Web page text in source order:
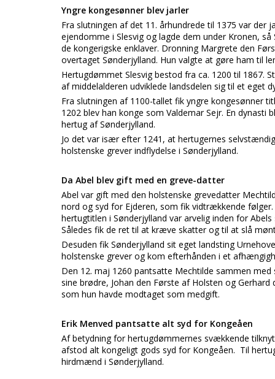
Yngre kongesønner blev jarler
Fra slutningen af det 11. århundrede til 1375 var
ejendomme i Slesvig og lagde dem under Kronen,
de kongerigske enklaver. Dronning Margrete den
overtaget Sønderjylland. Hun valgte at gøre ham til
Hertugdømmet Slesvig bestod fra ca. 1200 til 1867.
af middelalderen udviklede landsdelen sig til et eget
Fra slutningen af 1100-tallet fik yngre kongesønner
1202 blev han konge som Valdemar Sejr. En dynasti
hertug af Sønderjylland.
Jo det var især efter 1241, at hertugernes
holstenske grever indflydelse i Sønderjylland.
Da Abel blev gift med en greve-datter
Abel var gift med den holstenske grevedatter
nord og syd for Ejderen, som fik vidtrækkende
hertugtitlen i Sønderjylland var arvelig inden for
Således fik de ret til at kræve skatter og til at slå
Desuden fik Sønderjylland sit eget landsting
holstenske grever og kom efterhånden i et
Den 12. maj 1260 pantsatte Mechtilde sammen
sine brødre, Johan den Første af Holsten og
som hun havde modtaget som medgift.
Erik Menved pantsatte alt syd for Kongeåen
Af betydning for hertugdømmernes svækkende
afstod alt kongeligt gods syd for Kongeåen. Til
hirdmænd i Sønderjylland.